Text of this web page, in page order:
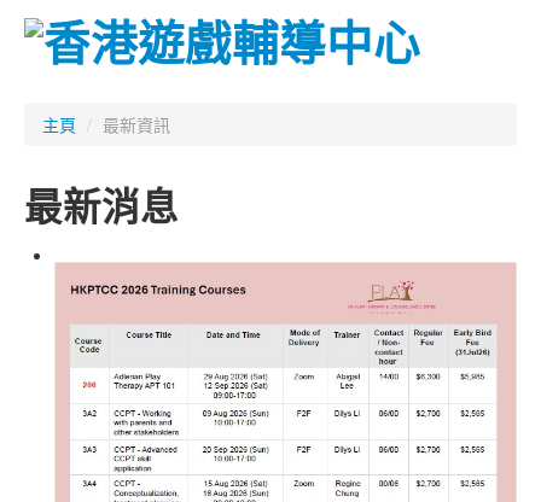
資訊
培訓及活動
資源中心
聯絡我們
主頁 / 最新資訊
最新消息